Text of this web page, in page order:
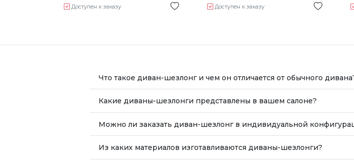
Доступен к заказу Доступен к заказу
Что такое диван-шезлонг и чем он отличается от обычного
Какие диваны-шезлонги представлены в вашем салоне?
Можно ли заказать диван-шезлонг в индивидуальной
Из каких материалов изготавливаются диваны-шезлонги?